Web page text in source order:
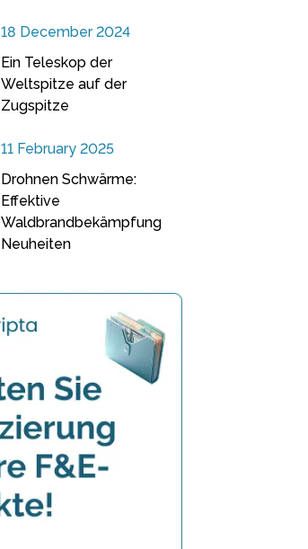
18 December 2024
Ein Teleskop der
Weltspitze auf der
Zugspitze
11 February 2025
Drohnen Schwärme:
Effektive
Waldbrandbekämpfung
Neuheiten